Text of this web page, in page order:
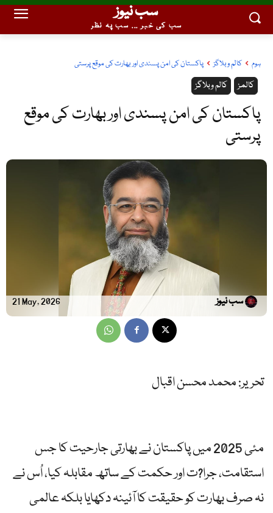
سب نیوز
سب کی خبر ... سب پہ نظر
ہوم کالم وبلاگز پاکستان کی امن پسندی اور بھارت کی موقع پرستی
کالم وبلاگز کالمز
پاکستان کی امن پسندی اور بھارت کی موقع
پرستی
21 May, 2026 سب نیوز
تحریر: محمد محسن اقبال
مئی 2025 میں پاکستان نے بھارتی جارحیت کا جس
استقامت، جرا?ت اور حکمت کے ساتھ مقابلہ کیا، اُس نے
نہ صرف بھارت کو حقیقت کا آئینہ دکھایا بلکہ عالمی